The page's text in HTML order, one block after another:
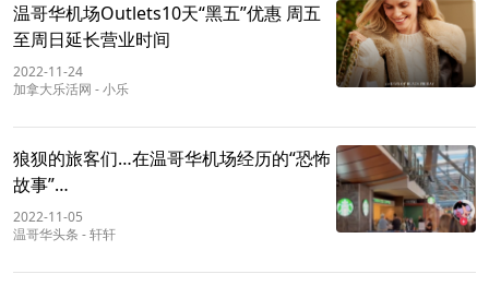
温哥华机场Outlets10天“黑五”优惠 周五
至周日延长营业时间
2022-11-24
加拿大乐活网 -小乐
狼狈的旅客们…在温哥华机场经历的“恐怖
故事”…
2022-11-05
温哥华头条 -轩轩